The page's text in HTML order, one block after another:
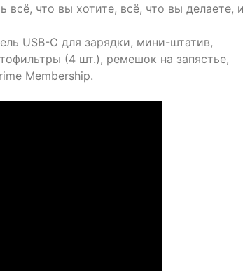
что вы хотите, всё, что вы делаете, и
USB-C для зарядки, мини-штатив,
(4 шт.), ремешок на запястье,
Membership.